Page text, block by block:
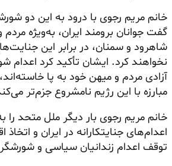
خانم مریم رجوی با درود به این دو
گفت جوانان برومند ایران، به‌ویژه
شاهرود و سمنان، در برابر این
نخواهند کرد. ایشان تأکید کرد اعدام
آزادی مردم و میهن خود به پا
مبارزه با این رژیم نامشروع جزم‌تر
خانم مریم رجوی بار دیگر ملل متحد
اعدام‌های جنایتکارانه در ایران و اتخاذ
توقف اعدام زندانیان سیاسی و